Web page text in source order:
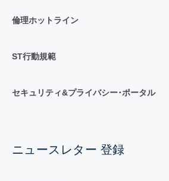
倫理ホットライン
ST行動規範
セキュリティ&プライバシー･ポータル
ニュースレター 登録